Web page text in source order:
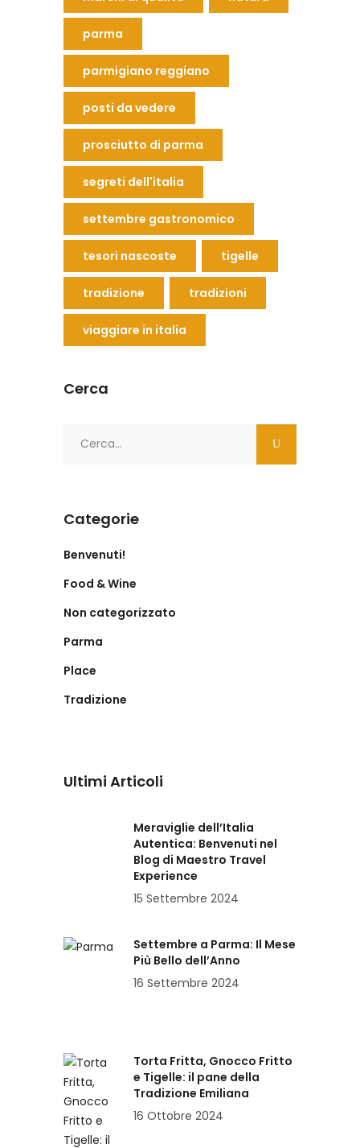
parma
parmigiano reggiano
posti da vedere
prosciutto di parma
segreti dell'italia
settembre gastronomico
tesori nascoste tigelle
tradizione tradizioni
viaggiare in italia
Cerca
Categorie
Benvenuti!
Food & Wine
Non categorizzato
Parma
Place
Tradizione
Ultimi Articoli
Meraviglie dell’Italia
Autentica: Benvenuti nel
Blog di Maestro Travel
Experience
15 Settembre 2024
Settembre a Parma: Il Mese
Più Bello dell’Anno
16 Settembre 2024
Torta Fritta, Gnocco Fritto
e Tigelle: il pane della
Tradizione Emiliana
16 Ottobre 2024